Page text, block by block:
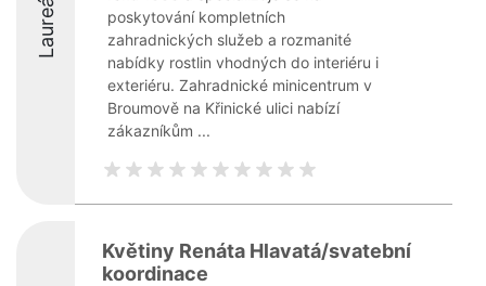
Laureáti
poskytování kompletních
zahradnických služeb a rozmanité
nabídky rostlin vhodných do interiéru i
exteriéru. Zahradnické minicentrum v
Broumově na Křinické ulici nabízí
zákazníkům ...
Květiny Renáta Hlavatá/svatební
koordinace